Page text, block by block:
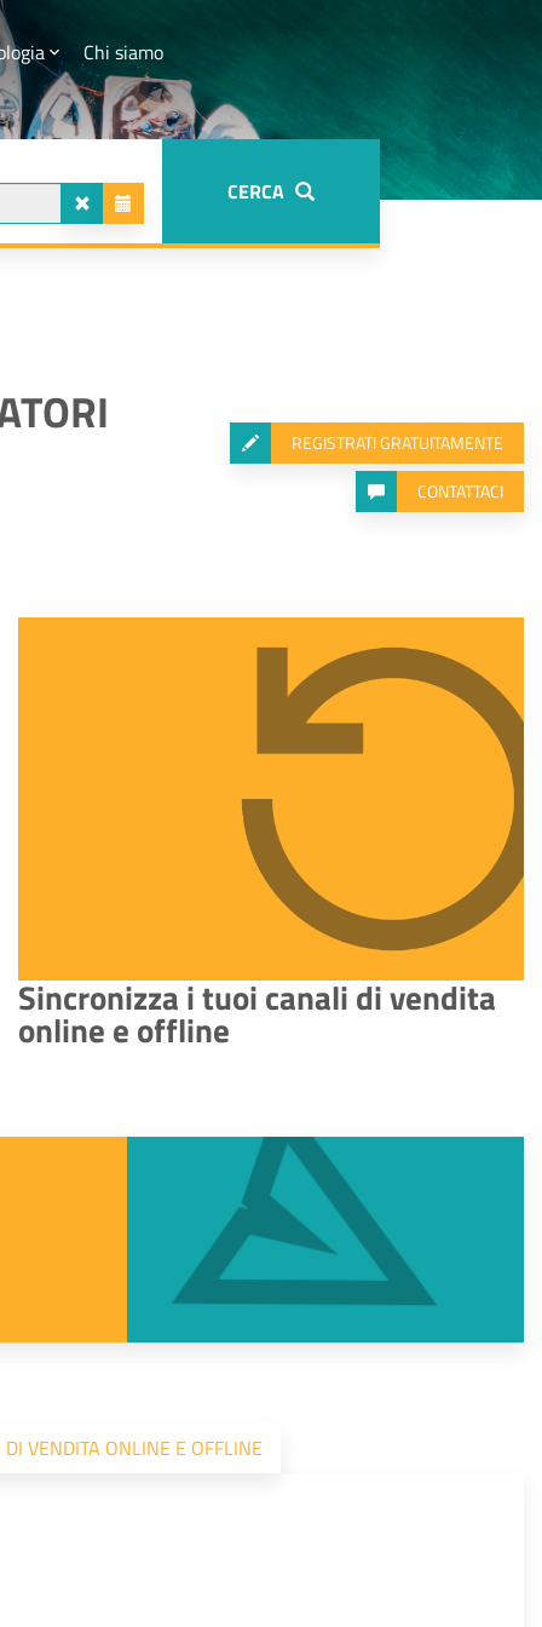
Chi siamo
CERCA
REGISTRATI GRATUITAMENTE
CONTATTACI
Sincronizza i tuoi canali di vendita
online e offline
VENDITA ONLINE E OFFLINE